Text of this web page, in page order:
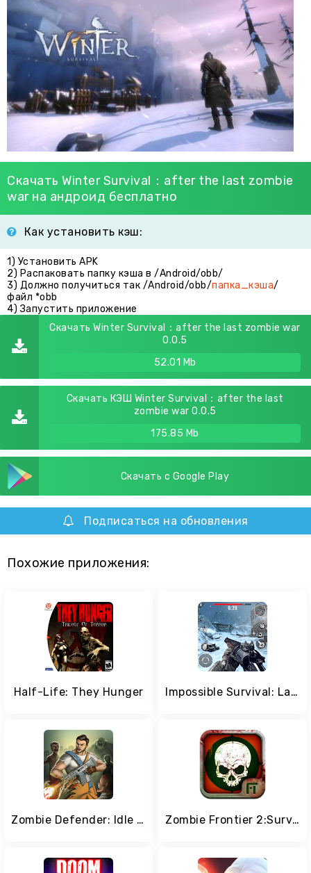
Скачать Winter Survival：after the last zombie
war на андроид бесплатно
Как установить кэш:
1) Установить APK
2) Распаковать папку кэша в /Android/obb/
3) Должно получиться так /Android/obb/папка_кэша/
файл *obb
4) Запустить приложение
Скачать Winter Survival：after the last zombie war
0.0.5
52.01 Mb
Скачать КЭШ Winter Survival：after the last
zombie war 0.0.5
175.85 Mb
Скачать с Google Play
Подписаться на обновления
Похожие приложения:
Half-Life: They Hunger Impossible Survival: Last Hunter in Winter City
Zombie Defender: Idle TD & Mow zombies Zombie Frontier 2:Survive